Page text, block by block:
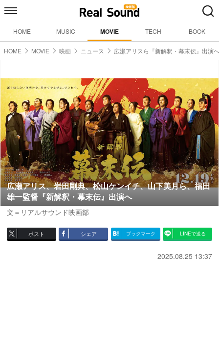
HOME MUSIC MOVIE TECH BOOK
HOME MOVIE 映画 ニュース 広瀬アリスら『新解釈・幕末伝』出演へ
広瀬アリス、岩田剛典、松山ケンイチ、山下美月ら、福田
雄一監督『新解釈・幕末伝』出演へ
文＝リアルサウンド映画部
ポスト シェア ブックマーク LINEで送る
2025.08.25 13:37